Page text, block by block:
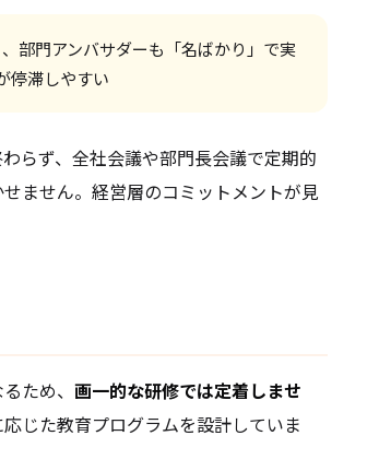
部門アンバサダーも「名ばかり」で実
停滞しやすい
らず、全社会議や部門長会議で定期的
ません。経営層のコミットメントが見
ため、 画一的な研修では定着しませ
じた教育プログラムを設計していま